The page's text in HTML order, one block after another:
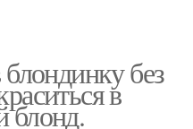
без
в
блонд.